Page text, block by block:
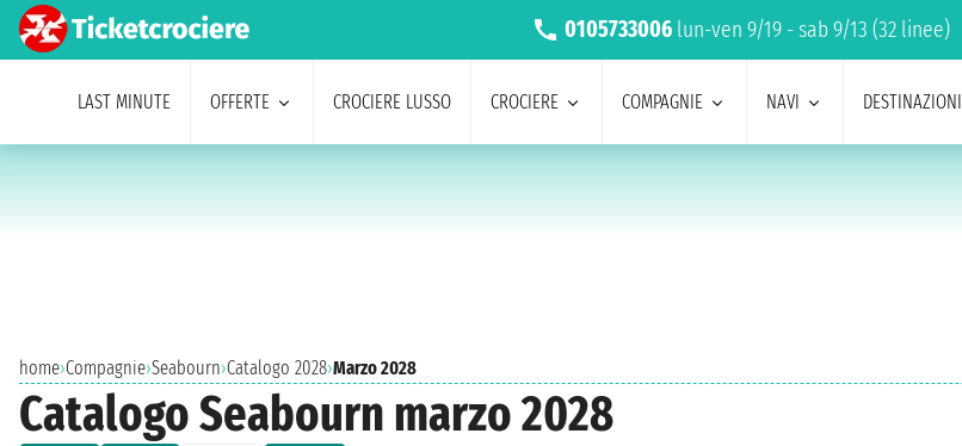
0105733006 lun-ven 9/19 - sab 9/13 (32 linee)
LAST MINUTE OFFERTE CROCIERE LUSSO CROCIERE COMPAGNIE NAVI DESTINAZIONI
home›Compagnie›Seabourn›Catalogo 2028›Marzo 2028
Catalogo Seabourn marzo 2028